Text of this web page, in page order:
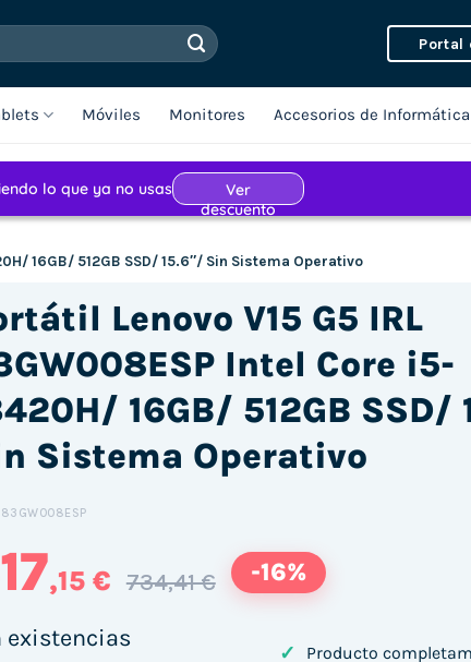
Portal
Móviles Monitores Accesorios de Informática
16GB/ 512GB SSD/ 15.6″/ Sin Sistema Operativo
Lenovo V15 G5 IRL
Intel Core i5-
16GB/ 512GB SSD/
Sistema Operativo
83GW008ESP
,15 € 734,41 € -16%
existencias
✓
Producto